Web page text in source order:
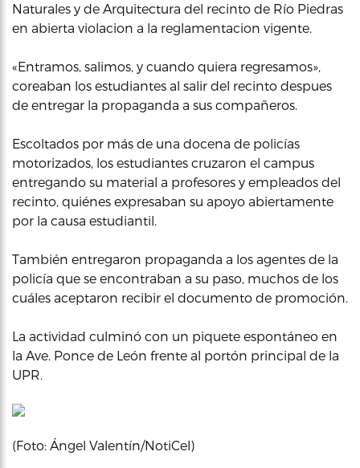
Naturales y de Arquitectura del recinto de Río Piedras
en abierta violacion a la reglamentacion vigente.
«Entramos, salimos, y cuando quiera regresamos»,
coreaban los estudiantes al salir del recinto despues
de entregar la propaganda a sus compañeros.
Escoltados por más de una docena de policías
motorizados, los estudiantes cruzaron el campus
entregando su material a profesores y empleados del
recinto, quiénes expresaban su apoyo abiertamente
por la causa estudiantil.
También entregaron propaganda a los agentes de la
policía que se encontraban a su paso, muchos de los
cuáles aceptaron recibir el documento de promoción.
La actividad culminó con un piquete espontáneo en
la Ave. Ponce de León frente al portón principal de la
UPR.
(Foto: Ángel Valentín/NotiCel)